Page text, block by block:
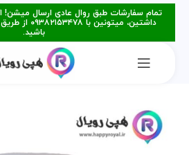
تمام سفارشات طبق روال عادی ارسال
داشتین،
باشید.